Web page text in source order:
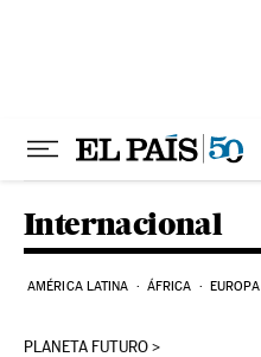
Internacional
AMÉRICA LATINA ÁFRICA EUROPA
PLANETA FUTURO